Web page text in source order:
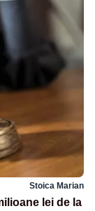
Stoica Marian
lei de la